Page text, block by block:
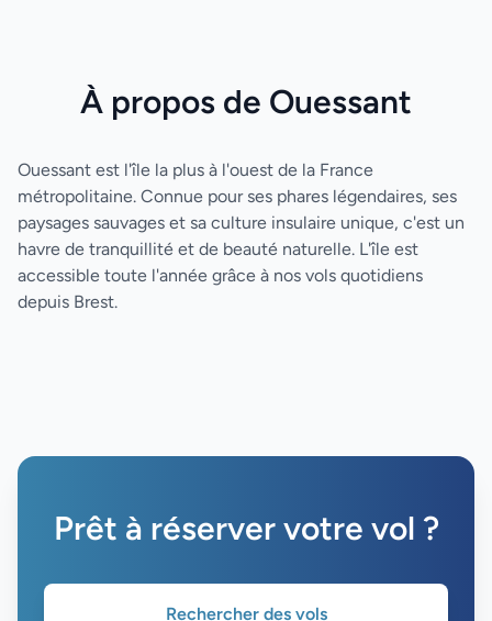
À propos de Ouessant
Ouessant est l'île la plus à l'ouest de la France
métropolitaine. Connue pour ses phares légendaires, ses
paysages sauvages et sa culture insulaire unique, c'est un
havre de tranquillité et de beauté naturelle. L'île est
accessible toute l'année grâce à nos vols quotidiens
depuis Brest.
Prêt à réserver votre vol ?
Rechercher des vols